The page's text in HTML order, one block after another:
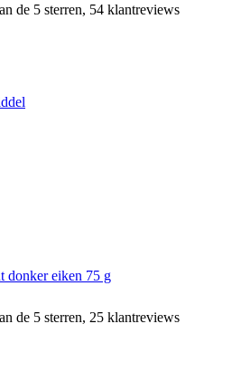
de 5 sterren, 54 klantreviews
donker eiken 75 g
de 5 sterren, 25 klantreviews